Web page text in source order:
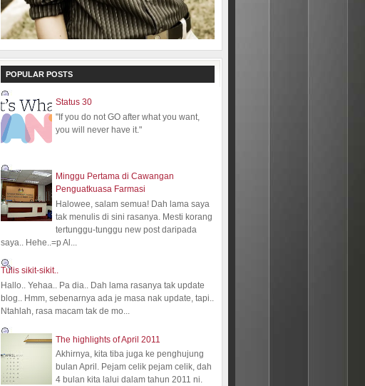
POPULAR POSTS
Status 30
"If you do not GO after what you want,
you will never have it."
Minggu Pertama di Cawangan
Penguatkuasa Farmasi
Halowee, salam semua! Dah lama saya
tak menulis di sini rasanya. Mesti korang
tertunggu-tunggu new post daripada
saya.. Hehe..=p Al...
Tulis sikit-sikit..
Hallo.. Yehaa.. Pa dia.. Dah lama rasanya tak update
blog.. Hmm, sebenarnya ada je masa nak update, tapi..
Ntahlah, rasa macam tak de mo...
The highlights of April 2011
Akhirnya, kita tiba juga ke penghujung
bulan April. Pejam celik pejam celik, dah
4 bulan kita lalui dalam tahun 2011 ni.